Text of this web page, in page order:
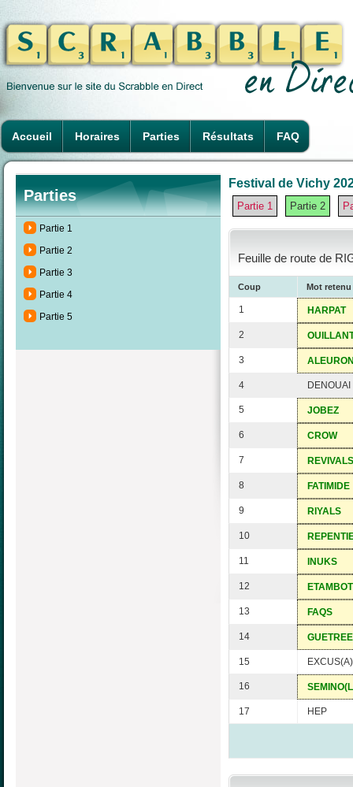
Accueil Horaires Parties Résultats FAQ
Parties
Partie 1
Partie 2
Partie 3
Partie 4
Partie 5
Festival de Vichy
Partie 1 Partie 2
Feuille de route de
Coup Mot retenu
1 HARPAT
2
3
4 DENOUAI
5 JOBEZ
6 CROW
7 REVIVALS
8 FATIMIDE
9 RIYALS
10
11 INUKS
12
13 FAQS
14
15
16
17 HEP